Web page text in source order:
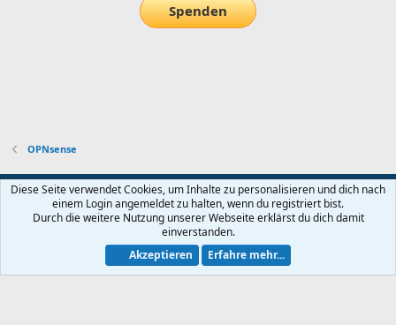
Spenden
OPNsense
Default-Theme
Nutzungsbedingungen
Datenschutz Hilfe und Impressum Start
Community platform by XenForo® © 2010-2026 XenForo Ltd.
Diese Seite verwendet Cookies, um Inhalte zu personalisieren und dich nach
einem Login angemeldet zu halten, wenn du registriert bist.
Durch die weitere Nutzung unserer Webseite erklärst du dich damit
einverstanden.
Akzeptieren
Erfahre mehr...